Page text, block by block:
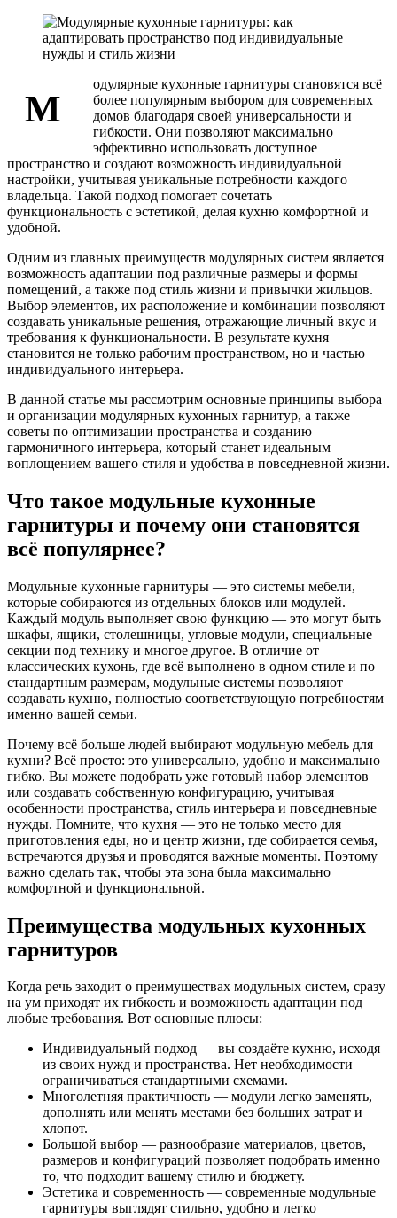
М
одулярные кухонные гарнитуры становятся всё
более популярным выбором для современных
домов благодаря своей универсальности и
гибкости. Они позволяют максимально
эффективно использовать доступное
пространство и создают возможность индивидуальной
настройки, учитывая уникальные потребности каждого
владельца. Такой подход помогает сочетать
функциональность с эстетикой, делая кухню комфортной и
удобной.
Одним из главных преимуществ модулярных систем является
возможность адаптации под различные размеры и формы
помещений, а также под стиль жизни и привычки жильцов.
Выбор элементов, их расположение и комбинации позволяют
создавать уникальные решения, отражающие личный вкус и
требования к функциональности. В результате кухня
становится не только рабочим пространством, но и частью
индивидуального интерьера.
В данной статье мы рассмотрим основные принципы выбора
и организации модулярных кухонных гарнитур, а также
советы по оптимизации пространства и созданию
гармоничного интерьера, который станет идеальным
воплощением вашего стиля и удобства в повседневной жизни.
Что такое модульные кухонные
гарнитуры и почему они становятся
всё популярнее?
Модульные кухонные гарнитуры — это системы мебели,
которые собираются из отдельных блоков или модулей.
Каждый модуль выполняет свою функцию — это могут быть
шкафы, ящики, столешницы, угловые модули, специальные
секции под технику и многое другое. В отличие от
классических кухонь, где всё выполнено в одном стиле и по
стандартным размерам, модульные системы позволяют
создавать кухню, полностью соответствующую потребностям
именно вашей семьи.
Почему всё больше людей выбирают модульную мебель для
кухни? Всё просто: это универсально, удобно и максимально
гибко. Вы можете подобрать уже готовый набор элементов
или создавать собственную конфигурацию, учитывая
особенности пространства, стиль интерьера и повседневные
нужды. Помните, что кухня — это не только место для
приготовления еды, но и центр жизни, где собирается семья,
встречаются друзья и проводятся важные моменты. Поэтому
важно сделать так, чтобы эта зона была максимально
комфортной и функциональной.
Преимущества модульных кухонных
гарнитуров
Когда речь заходит о преимуществах модульных систем, сразу
на ум приходят их гибкость и возможность адаптации под
любые требования. Вот основные плюсы:
Индивидуальный подход — вы создаёте кухню, исходя
из своих нужд и пространства. Нет необходимости
ограничиваться стандартными схемами.
Многолетняя практичность — модули легко заменять,
дополнять или менять местами без больших затрат и
хлопот.
Большой выбор — разнообразие материалов, цветов,
размеров и конфигураций позволяет подобрать именно
то, что подходит вашему стилю и бюджету.
Эстетика и современность — современные модульные
гарнитуры выглядят стильно, удобно и легко